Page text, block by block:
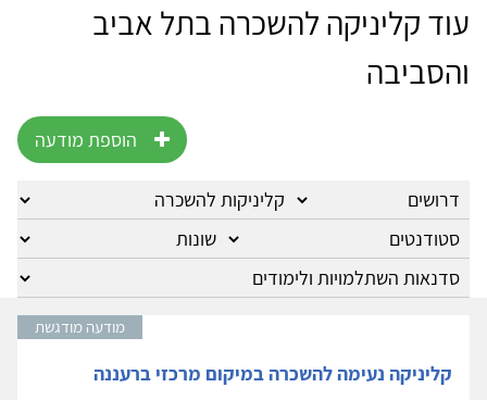
עוד קליניקה להשכרה בתל אביב
והסביבה
הוספת מודעה
מודעה מודגשת
קליניקה נעימה להשכרה במיקום מרכזי ברעננה